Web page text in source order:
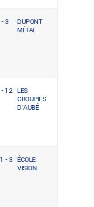
3
DUPONT
MÉTAL
12 LES
GROUPIES
D’AUBÉ
- 3 ÉCOLE
VISION